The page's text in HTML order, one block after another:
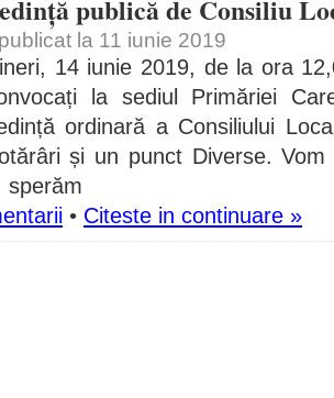
publică de Consiliu
la 11 iunie 2019
14 iunie 2019, de la ora
la sediul Primăriei
ordinară a Consiliului
și un punct Diverse.
sperăm
• Citeste in continuare »